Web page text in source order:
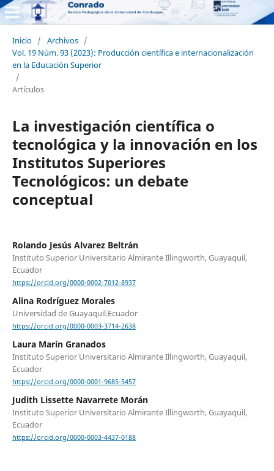
Inicio / Archivos /
Vol. 19 Núm. 93 (2023): Producción científica e internacionalización
en la Educación Superior
/
Artículos
La investigación científica o
tecnológica y la innovación en los
Institutos Superiores
Tecnológicos: un debate
conceptual
Rolando Jesús Alvarez Beltrán
Instituto Superior Universitario Almirante Illingworth, Guayaquil,
Ecuador
https://orcid.org/0000-0002-7012-8937
Alina Rodríguez Morales
Universidad de Guayaquil.Ecuador
https://orcid.org/0000-0003-3714-2638
Laura Marín Granados
Instituto Superior Universitario Almirante Illingworth, Guayaquil,
Ecuador
https://orcid.org/0000-0001-9685-5457
Judith Lissette Navarrete Morán
Instituto Superior Universitario Almirante Illingworth, Guayaquil,
Ecuador
https://orcid.org/0000-0003-4437-0188